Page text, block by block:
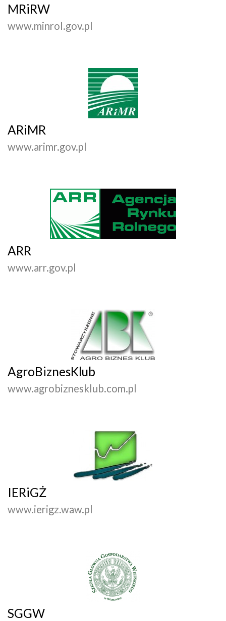
MRiRW
www.minrol.gov.pl
ARiMR
www.arimr.gov.pl
ARR
www.arr.gov.pl
AgroBiznesKlub
www.agrobiznesklub.com.pl
IERiGŻ
www.ierigz.waw.pl
SGGW